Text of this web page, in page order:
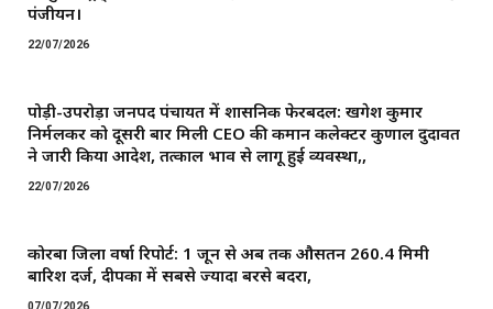
पंजीयन।
22/07/2026
पोड़ी-उपरोड़ा जनपद पंचायत में प्रशासनिक फेरबदल: खगेश कुमार
निर्मलकर को दूसरी बार मिली CEO की कमान ​कलेक्टर कुणाल दुदावत
ने जारी किया आदेश, तत्काल प्रभाव से लागू हुई व्यवस्था,,
22/07/2026
कोरबा जिला वर्षा रिपोर्ट: 1 जून से अब तक औसतन 260.4 मिमी
बारिश दर्ज, दीपका में सबसे ज्यादा बरसे बदरा,
07/07/2026